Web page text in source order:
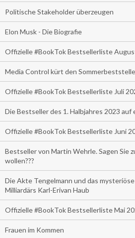
Politische Stakeholder überzeugen
Elon Musk - Die Biografie
Offizielle #BookTok Bestsellerliste
Media Control kürt den
Offizielle #BookTok Bestsellerliste Juli
Die Bestseller des 1. Halbjahres 2023 auf
Offizielle #BookTok Bestsellerliste Juni
Bestseller von Martin Wehrle. Sagen Sie
wollen???
Die Akte Tengelmann und das
Milliardärs Karl-Erivan Haub
Offizielle #BookTok Bestsellerliste Mai
Frauen im Kommen